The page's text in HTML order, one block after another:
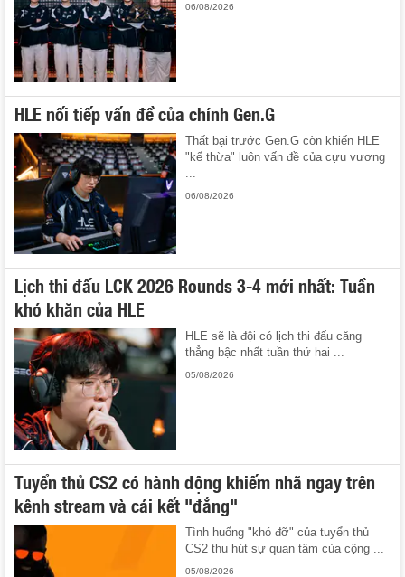
06/08/2026
HLE nối tiếp vấn đề của chính Gen.G
Thất bại trước Gen.G còn khiến HLE
"kế thừa" luôn vấn đề của cựu vương
06/08/2026
Lịch thi đấu LCK 2026 Rounds 3-4 mới nhất: Tuần
khó khăn của HLE
HLE sẽ là đội có lịch thi đấu căng
thẳng bậc nhất tuần thứ hai ...
05/08/2026
Tuyển thủ CS2 có hành động khiếm nhã ngay trên
kênh stream và cái kết "đắng"
Tình huống "khó đỡ" của tuyển thủ
CS2 thu hút sự quan tâm của cộng ...
05/08/2026